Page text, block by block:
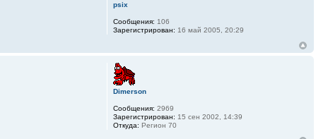
psix
Сообщения: 106
Зарегистрирован: 16 май 2005, 20:29
Dimerson
Сообщения: 2969
Зарегистрирован: 15 сен 2002, 14:39
Откуда: Регион 70